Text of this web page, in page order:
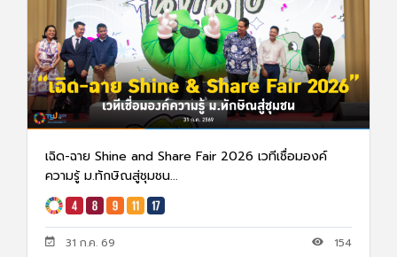
เฉิด-ฉาย Shine and Share Fair 2026 เวทีเชื่อมองค์
ความรู้ ม.ทักษิณสู่ชุมชน...
31 ก.ค. 69 154